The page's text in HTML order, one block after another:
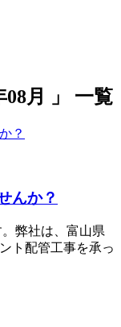
08月 」 一覧
んか？
弊社は、富山県
ト配管工事を承っ